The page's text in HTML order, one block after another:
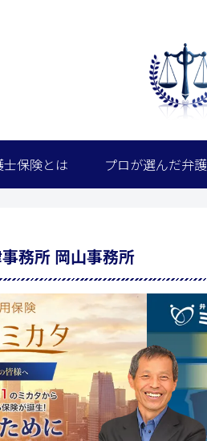
士保険とは プロが選んだ弁
務所 岡山事務所